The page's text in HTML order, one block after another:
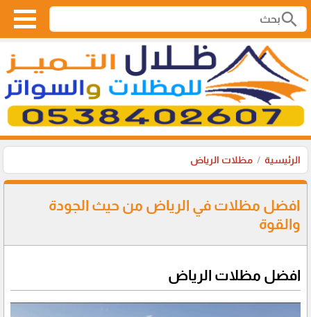
search
الرئيسية مظلات الرياض
افضل مظلات في الرياض من حيث الجودة
والقوة
افضل مظلات الرياض